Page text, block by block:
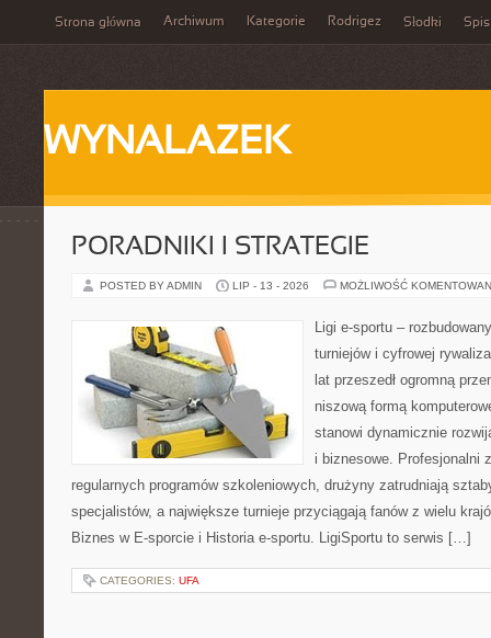
Strona główna Archiwum Kategorie Rodrigez Słodki Spis
WYNALAZEK
PORADNIKI I STRATEGIE
POSTED BY ADMIN LIP - 13 - 2026 MOŻLIWOŚĆ
Ligi e-sportu –
turniejów i cyfrowej
lat przeszedł ogromną
niszową formą
stanowi dynamicznie
i biznesowe. Profesjonalni
regularnych programów szkoleniowych, drużyny zatrudniają
specjalistów, a największe turnieje przyciągają fanów z wielu
Biznes w E-sporcie i Historia e-sportu. LigiSportu to serwis […]
CATEGORIES: UFA